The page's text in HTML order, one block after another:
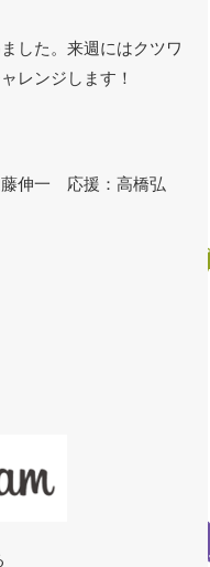
した。来週にはクツワ
レンジします！
伸一 応援：高橋弘